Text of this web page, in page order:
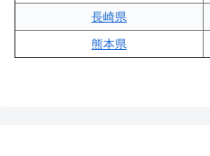
長崎県
熊本県